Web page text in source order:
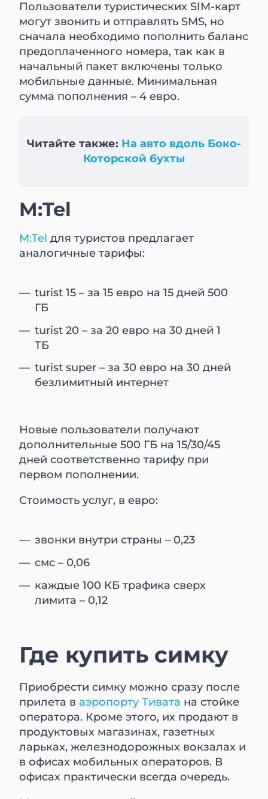
Пользователи туристических SIM-карт
могут звонить и отправлять SMS, но
сначала необходимо пополнить баланс
предоплаченного номера, так как в
начальный пакет включены только
мобильные данные. Минимальная
сумма пополнения – 4 евро.
Читайте также: На авто вдоль Боко-
Которской бухты
M:Tel
M:Tel для туристов предлагает
аналогичные тарифы:
turist 15 – за 15 евро на 15 дней 500
ГБ
turist 20 – за 20 евро на 30 дней 1
ТБ
turist super – за 30 евро на 30 дней
безлимитный интернет
Новые пользователи получают
дополнительные 500 ГБ на 15/30/45
дней соответственно тарифу при
первом пополнении.
Стоимость услуг, в евро:
звонки внутри страны – 0,23
смс – 0,06
каждые 100 КБ трафика сверх
лимита – 0,12
Где купить симку
Приобрести симку можно сразу после
прилета в аэропорту Тивата на стойке
оператора. Кроме этого, их продают в
продуктовых магазинах, газетных
ларьках, железнодорожных вокзалах и
в офисах мобильных операторов. В
офисах практически всегда очередь.